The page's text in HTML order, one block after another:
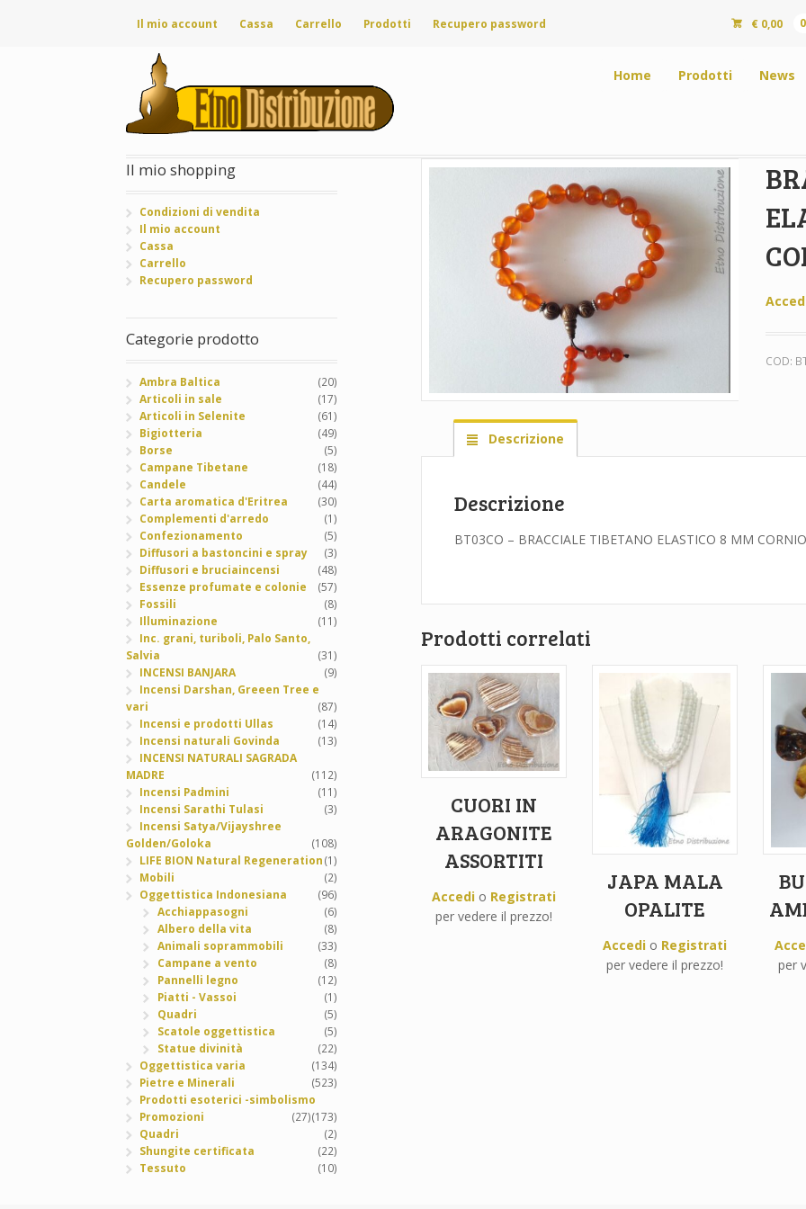
Il mio account Cassa Carrello Prodotti Recupero password € 0,00
Home Prodotti News
COD:
Descrizione
Descrizione
BT03CO – BRACCIALE TIBETANO ELASTICO 8 MM
Prodotti correlati
CUORI IN
ARAGONITE
ASSORTITI
Accedio Registrati
per vedere il prezzo!
JAPA MALA
OPALITE
Accedi o Registrati
per vedere il prezzo!
per
Il mio shopping
Condizioni di vendita
Il mio account
Cassa
Carrello
Recupero password
Categorie prodotto
Ambra Baltica
(20)
Articoli in sale
(17)
Articoli in Selenite
(61)
Bigiotteria
(49)
Borse
(5)
Campane Tibetane
(18)
Candele
(44)
Carta aromatica d'Eritrea
(30)
Complementi d'arredo
(1)
Confezionamento
(5)
Diffusori a bastoncini e spray
(3)
Diffusori e bruciaincensi
(48)
Essenze profumate e colonie
(57)
Fossili
(8)
Illuminazione
(11)
Inc. grani, turiboli, Palo Santo,
Salvia
(31)
INCENSI BANJARA
(9)
Incensi Darshan, Greeen Tree e
vari
(87)
Incensi e prodotti Ullas
(14)
Incensi naturali Govinda
(13)
INCENSI NATURALI SAGRADA
MADRE
(112)
Incensi Padmini
(11)
Incensi Sarathi Tulasi
(3)
Incensi Satya/Vijayshree
Golden/Goloka
(108)
LIFE BION Natural Regeneration(1)
Mobili
(2)
Oggettistica Indonesiana
(96)
Acchiappasogni
(6)
Albero della vita
(8)
Animali soprammobili
(33)
Campane a vento
(8)
Pannelli legno
(12)
Piatti - Vassoi
(1)
Quadri
(5)
Scatole oggettistica
(5)
Statue divinità
(22)
Oggettistica varia
(134)
Pietre e Minerali
(523)
Prodotti esoterici -simbolismo
(173)
Promozioni
(27)
Quadri
(2)
Shungite certificata
(22)
Tessuto
(10)